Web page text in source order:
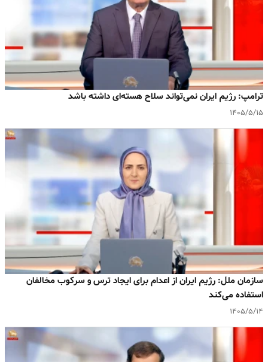
ترامپ: رژیم ایران نمی‌تواند سلاح هسته‌ای داشته باشد
۱۴۰۵/۵/۱۵
سازمان ملل: رژیم ایران از اعدام برای ایجاد ترس و سرکوب مخالفان
استفاده می‌کند
۱۴۰۵/۵/۱۴